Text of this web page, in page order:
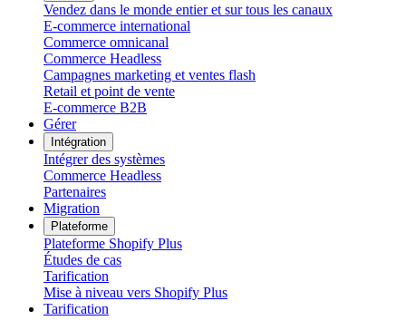
Vendez dans le monde entier et sur tous les canaux
E-commerce international
Commerce omnicanal
Commerce Headless
Campagnes marketing et ventes flash
Retail et point de vente
E-commerce B2B
Gérer
Intégration
Intégrer des systèmes
Commerce Headless
Partenaires
Migration
Plateforme
Plateforme Shopify Plus
Études de cas
Tarification
Mise à niveau vers Shopify Plus
Tarification